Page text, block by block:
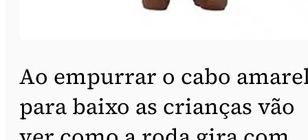
Ao empurrar o cabo
para baixo as crianças vão